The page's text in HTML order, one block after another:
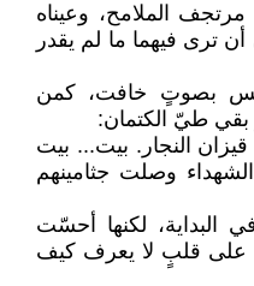
الملامح، وعيناه
ترى فيهما ما لم يقدر
بصوتٍ خافت، كمن
طيّ الكتمان:
النجار. بيت... بيت
وصلت جثامينهم
البداية، لكنها أحسّت
على قلبٍ لا يعرف كيف